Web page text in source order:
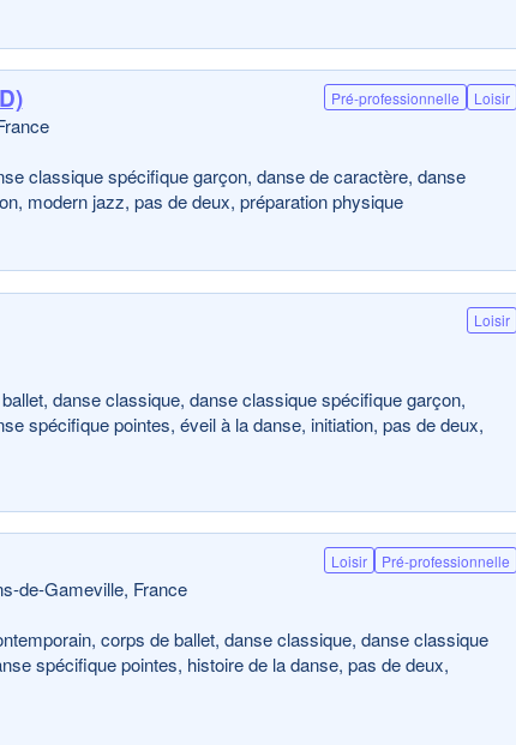
Pré-professionnelle Loisir
classique spécifique garçon, danse de caractère, danse
modern jazz, pas de deux, préparation physique
Loisir
danse classique, danse classique spécifique garçon,
spécifique pointes, éveil à la danse, initiation, pas de deux,
Loisir Pré-professionnelle
de-Gameville, France
corps de ballet, danse classique, danse classique
spécifique pointes, histoire de la danse, pas de deux,